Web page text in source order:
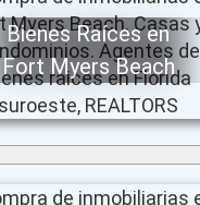
Bienes Raíces en
Fort Myers Beach